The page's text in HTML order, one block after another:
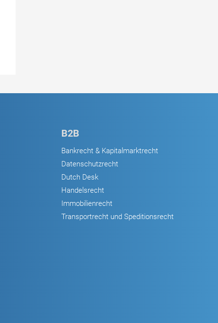
B2B
Bankrecht & Kapitalmarktrecht
Datenschutzrecht
Dutch Desk
Handelsrecht
Immobilienrecht
Transportrecht und Speditionsrecht